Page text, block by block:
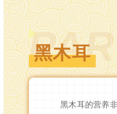
黑木耳
黑木耳的营养